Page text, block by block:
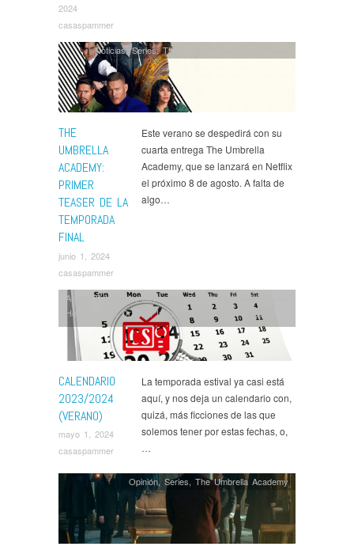
2024
casaspammer
THE
UMBRELLA
ACADEMY:
PRIMER
TEASER DE LA
TEMPORADA
FINAL
junio 1, 2024
casaspammer
Noticias,Series,The Umbrella Academy
Este verano se despedirá con su
cuarta entrega The Umbrella
Academy, que se lanzará en Netflix
el próximo 8 de agosto. A falta de
algo…
CALENDARIO
2023/2024
(VERANO)
mayo 1, 2024
casaspammer
Anime ,Bridgerton,Cobra Kai ,Doctor Who, Evil,
House of the Dragon
,Industry , Kimetsu No Yaiba
Lady in the Lake,Lord of the Rings: The Rings of
Power
My Hero Academia ,NieR: Automata ,Noticias
Only Murders in the Building,Outer Range Series ,
Boys,The Umbrella Academy
La temporada estival ya casi está
aquí, y nos deja un calendario con,
quizá, más ficciones de las que
solemos tener por estas fechas, o,
…
Opinión,Series,The Umbrella Academy